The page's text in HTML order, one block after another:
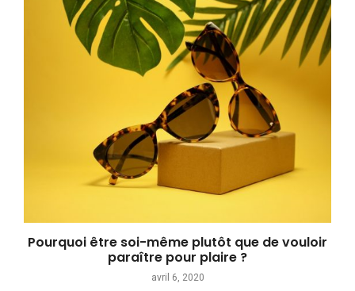
Pourquoi être soi-même plutôt que de vouloir
paraître pour plaire ?
avril 6, 2020